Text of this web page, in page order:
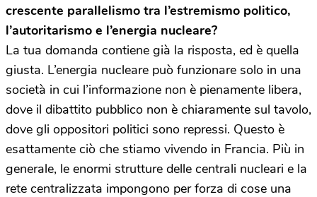
crescente parallelismo tra l’estremismo politico,
l’autoritarismo e l’energia nucleare?
La tua domanda contiene già la risposta, ed è quella
giusta. L’energia nucleare può funzionare solo in una
società in cui l’informazione non è pienamente libera,
dove il dibattito pubblico non è chiaramente sul tavolo,
dove gli oppositori politici sono repressi. Questo è
esattamente ciò che stiamo vivendo in Francia. Più in
generale, le enormi strutture delle centrali nucleari e la
rete centralizzata impongono per forza di cose una